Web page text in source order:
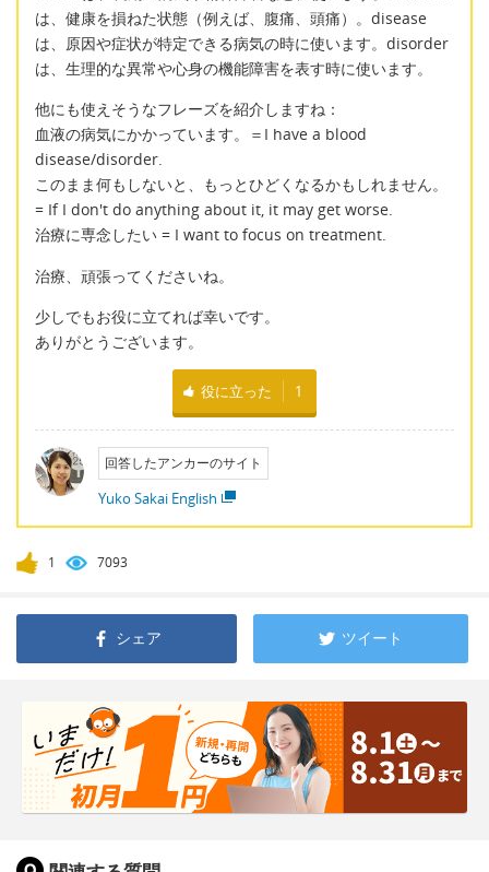
は、健康を損ねた状態（例えば、腹痛、頭痛）。disease
は、原因や症状が特定できる病気の時に使います。disorder
は、生理的な異常や心身の機能障害を表す時に使います。
他にも使えそうなフレーズを紹介しますね：
血液の病気にかかっています。＝I have a blood
disease/disorder.
このまま何もしないと、もっとひどくなるかもしれません。
= If I don't do anything about it, it may get worse.
治療に専念したい = I want to focus on treatment.
治療、頑張ってくださいね。
少しでもお役に立てれば幸いです。
ありがとうございます。
役に立った 1
回答したアンカーのサイト
Yuko Sakai English
1 7093
シェア ツイート